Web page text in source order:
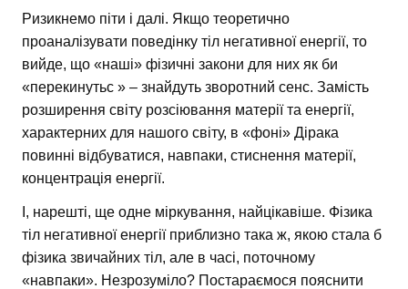
Ризикнемо піти і далі. Якщо теоретично
проаналізувати поведінку тіл негативної енергії, то
вийде, що «наші» фізичні закони для них як би
«перекинутьс » – знайдуть зворотний сенс. Замість
розширення світу розсіювання матерії та енергії,
характерних для нашого світу, в «фоні» Дірака
повинні відбуватися, навпаки, стиснення матерії,
концентрація енергії.
І, нарешті, ще одне міркування, найцікавіше. Фізика
тіл негативної енергії приблизно така ж, якою стала б
фізика звичайних тіл, але в часі, поточному
«навпаки». Незрозуміло? Постараємося пояснити